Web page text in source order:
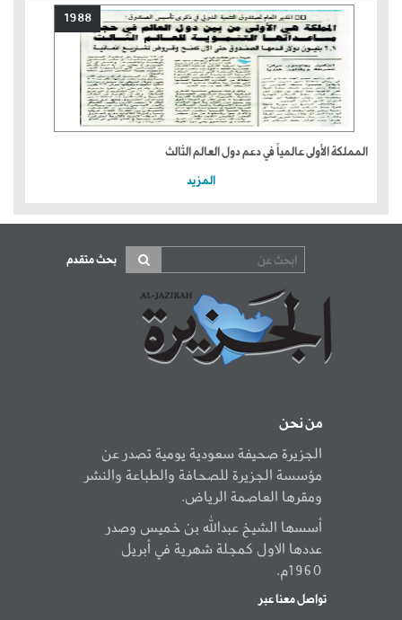
1988
المملكة الأولى عالمياً في دعم دول العالم الثالث
المزيد
بحث متقدم
من نحن
الجزيرة صحيفة سعودية يومية تصدر عن
مؤسسة الجزيرة للصحافة والطباعة والنشر
ومقرها العاصمة الرياض.
أسسها الشيخ عبدالله بن خميس وصدر
عددها الاول كمجلة شهرية في أبريل
1960م.
تواصل معنا عبر